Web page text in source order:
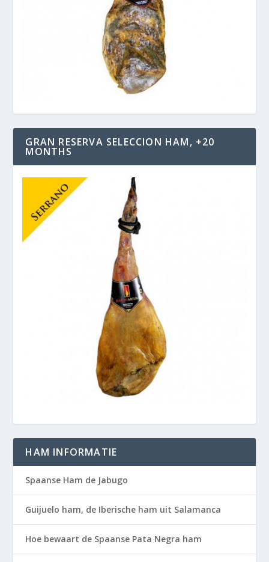
GRAN RESERVA SELECCION HAM, +20
MONTHS
HAM INFORMATIE
Spaanse Ham de Jabugo
Guijuelo ham, de Iberische ham uit Salamanca
Hoe bewaart de Spaanse Pata Negra ham